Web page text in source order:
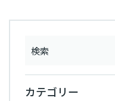
カテゴリー